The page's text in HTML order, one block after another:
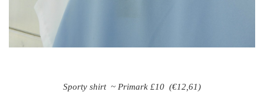
Sporty shirt ~ Primark £10 (€12,61)